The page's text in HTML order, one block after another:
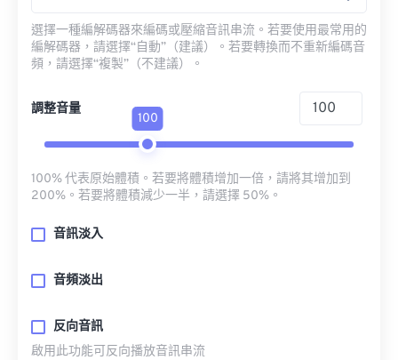
選擇一種編解碼器來編碼或壓縮音訊串流。若要使用最常用的
編解碼器，請選擇“自動”（建議）。若要轉換而不重新編碼音
頻，請選擇“複製”（不建議）。
調整音量
100
100% 代表原始體積。若要將體積增加一倍，請將其增加到
200%。若要將體積減少一半，請選擇 50%。
音訊淡入
音頻淡出
反向音訊
啟用此功能可反向播放音訊串流